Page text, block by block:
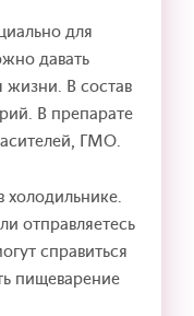
для
давать
В состав
В препарате
ГМО.
отправляетесь
справиться
пищеварение